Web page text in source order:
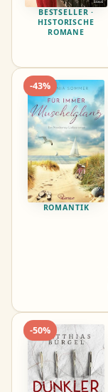
BESTSELLER ·
HISTORISCHE
ROMANE
-43%
ROMANTIK
-50%